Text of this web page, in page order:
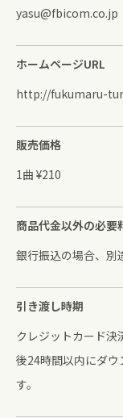
yasu@fbicom.co.jp
ホームページURL
http://fukumaru-
販売価格
1曲 ¥210
商品代金以外の必要
銀行振込の場合、別
引き渡し時期
クレジットカード決
後24時間以内にダ
す。